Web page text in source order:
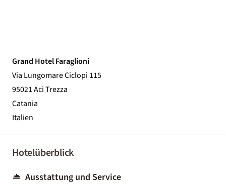
Grand Hotel Faraglioni
Via Lungomare Ciclopi 115
95021 Aci Trezza
Catania
Italien
Hotelüberblick
Ausstattung und Service